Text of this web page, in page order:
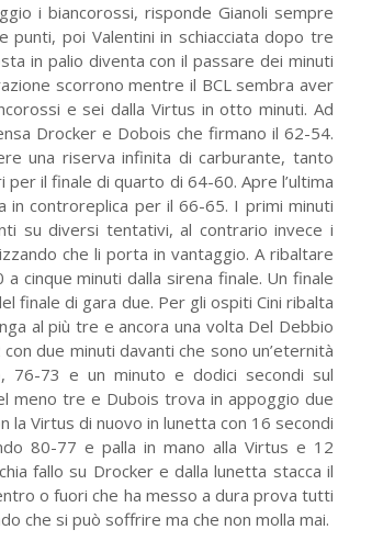
i biancorossi, risponde Gianoli sempre
poi Valentini in schiacciata dopo tre
in palio diventa con il passare dei minuti
scorrono mentre il BCL sembra aver
e sei dalla Virtus in otto minuti. Ad
Drocker e Dobois che firmano il 62-54.
una riserva infinita di carburante, tanto
il finale di quarto di 64-60. Apre l’ultima
in controreplica per il 66-65. I primi minuti
su diversi tentativi, al contrario invece i
che li porta in vantaggio. A ribaltare
cinque minuti dalla sirena finale. Un finale
finale di gara due. Per gli ospiti Cini ribalta
al più tre e ancora una volta Del Debbio
due minuti davanti che sono un’eternità
76-73 e un minuto e dodici secondi sul
meno tre e Dubois trova in appoggio due
la Virtus di nuovo in lunetta con 16 secondi
80-77 e palla in mano alla Virtus e 12
fallo su Drocker e dalla lunetta stacca il
o fuori che ha messo a dura prova tutti
che si può soffrire ma che non molla mai.